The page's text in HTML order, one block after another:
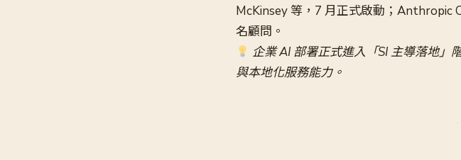
McKinsey 等，7 月正式啟動；
名顧問。
企業 AI 部署正式進入「SI 主導落地」
與本地化服務能力。